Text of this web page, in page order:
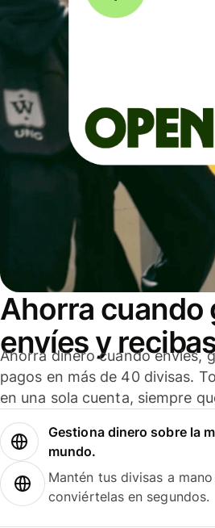
Ahorra cuando
envíes y
Ahorra dinero cuando envíes,
pagos en más de 40 divisas.
en una sola cuenta, siempre
Gestiona dinero sobre la
mundo.
Mantén tus divisas a
conviértelas en segundos.